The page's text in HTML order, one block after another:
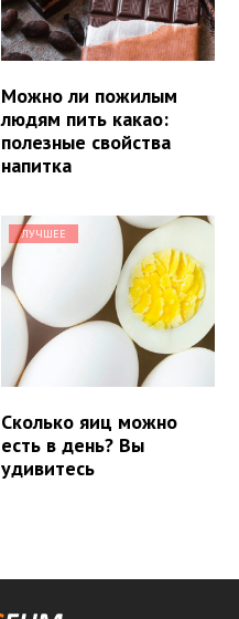
Можно ли пожилым
людям пить какао:
полезные свойства
напитка
ЛУЧШЕЕ
Сколько яиц можно
есть в день? Вы
удивитесь